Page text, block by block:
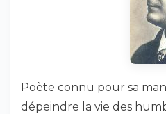
Poète connu pour sa
dépeindre la vie des